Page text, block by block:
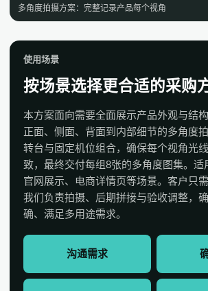
多角度拍摄方案：完整记录产品每个视角
使用场景
按场景选择更合适的采购
本方案面向需要全面展示产品外观与结
正面、侧面、背面到内部细节的多角度
转台与固定机位组合，确保每个视角光
致，最终交付每组8张的多角度图集。适
官网展示、电商详情页等场景。客户只
我们负责拍摄、后期拼接与验收调整，
确、满足多用途需求。
沟通需求